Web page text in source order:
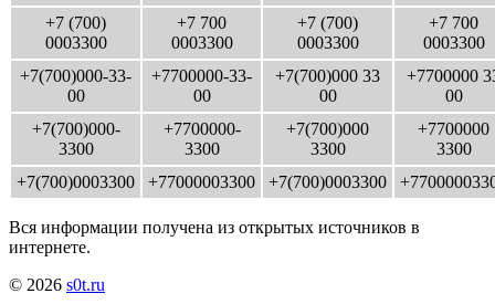
+7 (700)
0003300
+7 700
0003300
+7 (700)
0003300
+7 700
0003300
+7(700)000-33-
00
+7700000-33-
00
+7(700)000 33
00
+7700000
00
+7(700)000-
3300
+7700000-
3300
+7(700)000
3300
+7700000
3300
+7(700)0003300
+77000003300 +7(700)0003300
Вся информации получена из открытых источников в
интернете.
© 2026 s0t.ru